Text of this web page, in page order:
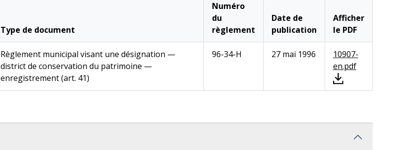
Type de document
Numéro
du
règlement
Date de
publication
Afficher
le PDF
Règlement municipal visant une désignation —
district de conservation du patrimoine —
enregistrement (art. 41)
96-34-H 27 mai 1996
10907-
en.pdf